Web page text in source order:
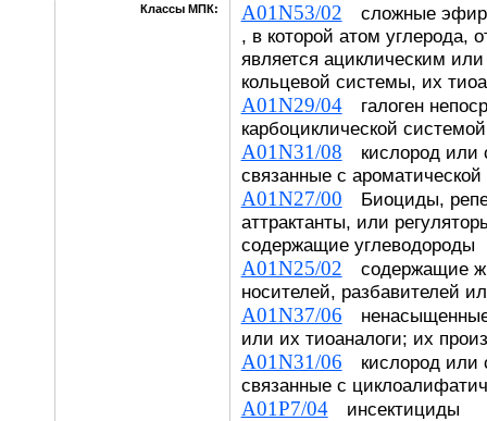
Классы МПК: A01N53/02 сложные
, в которой атом углерода,
является ациклическим
кольцевой системы, их
A01N29/04галоген
карбоциклической системой
A01N31/08 кислород или
связанные с
A01N27/00 Биоциды,
аттрактанты, или
содержащие углеводороды
A01N25/02 содержащие
носителей, разбавителей
A01N37/06 ненасыщенные
или их тиоаналоги; их
A01N31/06 кислород или
связанные с
A01P7/04инсектициды